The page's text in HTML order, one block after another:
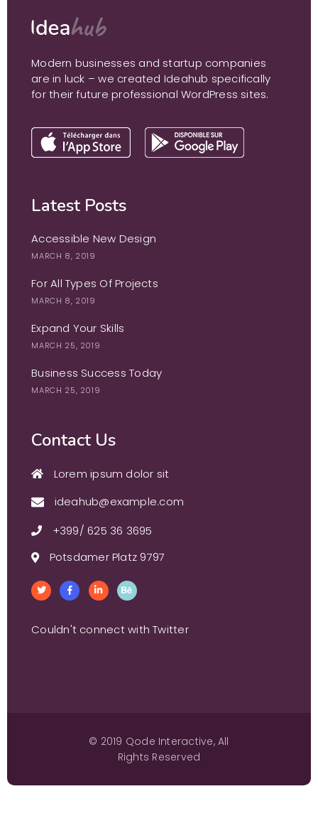
Modern businesses and startup companies
are in luck – we created Ideahub specifically
for their future professional WordPress sites.
Latest Posts
Accessible New Design
MARCH 8, 2019
For All Types Of Projects
MARCH 8, 2019
Expand Your Skills
MARCH 25, 2019
Business Success Today
MARCH 25, 2019
Contact Us
Lorem ipsum dolor sit
ideahub@example.com
+399/ 625 36 3695
Potsdamer Platz 9797
Couldn't connect with Twitter
© 2019 Qode Interactive, All
Rights Reserved